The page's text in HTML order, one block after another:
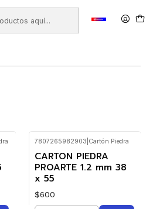
Papeles y Cartones
7807265982903 Cartón Piedra
CARTON PIEDRA
PROARTE 1.2 mm 38
x 55
$600